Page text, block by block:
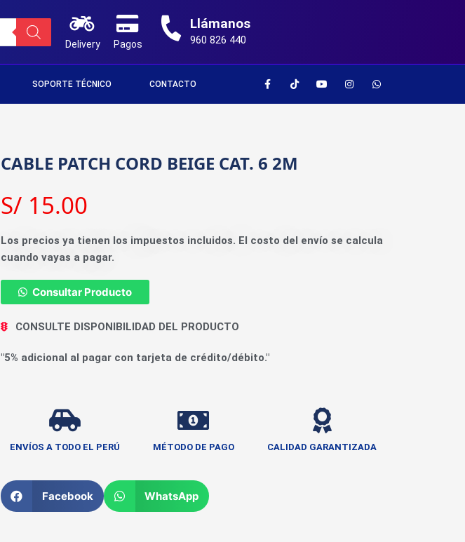
Delivery Pagos
Llámanos
960 826 440
SOPORTE TÉCNICO CONTACTO
CABLE PATCH CORD BEIGE CAT. 6 2M
S/ 15.00
Los precios ya tienen los impuestos incluidos. El costo del envío se calcula
cuando vayas a pagar.
Consultar Producto
CONSULTE DISPONIBILIDAD DEL PRODUCTO
"5% adicional al pagar con tarjeta de crédito/débito."
ENVÍOS A TODO EL PERÚ MÉTODO DE PAGO CALIDAD GARANTIZADA
Facebook WhatsApp